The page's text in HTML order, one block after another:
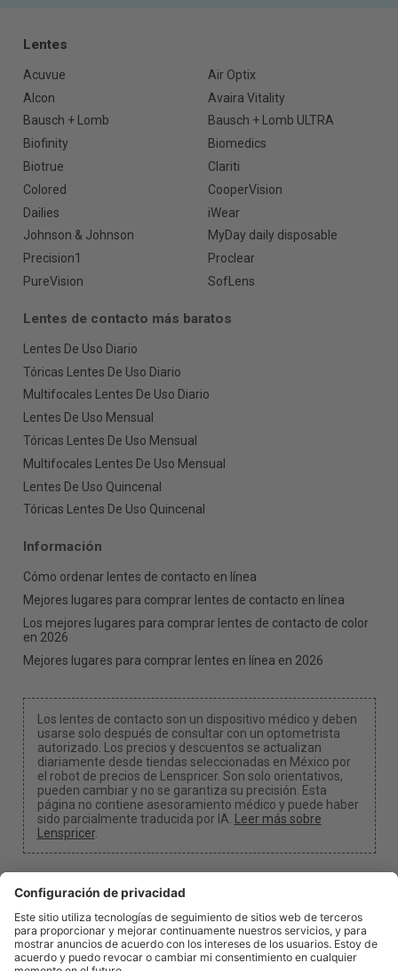
Lentes
Acuvue
Air Optix
Alcon
Avaira Vitality
Bausch + Lomb
Bausch + Lomb ULTRA
Biofinity
Biomedics
Biotrue
Clariti
Colored
CooperVision
Dailies
iWear
Johnson & Johnson
MyDay daily disposable
Precision1
Proclear
PureVision
SofLens
Lentes de contacto más baratos
Lentes De Uso Diario
Tóricas Lentes De Uso Diario
Multifocales Lentes De Uso Diario
Lentes De Uso Mensual
Tóricas Lentes De Uso Mensual
Multifocales Lentes De Uso Mensual
Lentes De Uso Quincenal
Tóricas Lentes De Uso Quincenal
Información
Cómo ordenar lentes de contacto en línea
Mejores lugares para comprar lentes de contacto en línea
Los mejores lugares para comprar lentes de contacto de color
en 2026
Mejores lugares para comprar lentes en línea en 2026
Los lentes de contacto son un dispositivo médico y deben
usarse solo después de consultar con un optometrista
autorizado. Los precios y descuentos se actualizan
diariamente desde tiendas seleccionadas en México por
el robot de precios de Lenspricer. Son solo orientativos,
pueden cambiar y no se garantiza su precisión. Esta
página no contiene asesoramiento médico y puede haber
sido parcialmente traducida por IA. Leer más sobre
Lenspricer.
Configuración de cookies y privacidad